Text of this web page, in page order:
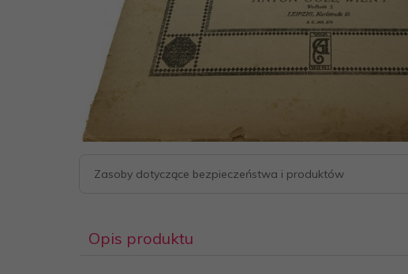
Zasoby dotyczące bezpieczeństwa i produktów
Opis produktu